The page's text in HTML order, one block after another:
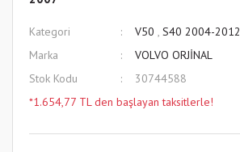
Kategori V50 , S40 2004-2012
Marka
VOLVO ORJİNAL
Stok Kodu
30744588
*1.654,77 TL den başlayan taksitlerle!